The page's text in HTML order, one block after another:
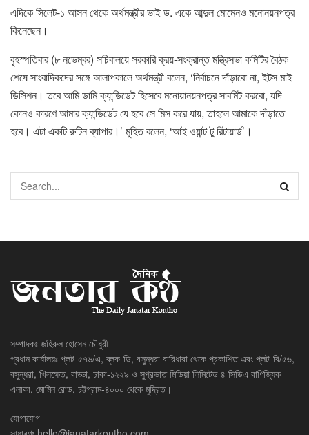
এদিকে সিলেট-১ আসন থেকে অর্থমন্ত্রীর ভাই ড. একে আব্দুল মোমেনও মনোনয়নপত্র
কিনেছেন।
বৃহস্পতিবার (৮ নভেম্বর) সচিবালয়ে সরকারি ক্রয়-সংক্রান্ত মন্ত্রিসভা কমিটির বৈঠক
শেষে সাংবাদিকদের সঙ্গে আলাপকালে অর্থমন্ত্রী বলেন, ‘নির্বাচনে দাঁড়াবো না, ইটস মাই
ডিসিশন। তবে আমি ডামি ক্যান্ডিডেট হিসেবে মনোয়ানয়নপত্র সাবমিট করবো, যদি
কোনও কারণে আমার ক্যান্ডিডেট যে হবে সে মিস করে যায়, তাহলে আমাকে দাঁড়াতে
হবে। এটা একটি রুটিন ব্যাপার।’ মুহিত বলেন, ‘আই ওয়ান্ট টু রিটায়ার্ড’।
সম্পাদকঃ জহিরুল হোসেন চৌধুরী
প্রধান কার্যালয়ঃ প্লট-৫৭৬/এ, ব্লক-ডি, বসুন্ধরা বারিধারা থেকে প্রকাশিত এবং প্লট-বি/৫৬,
বসুন্ধরা, খিলক্ষেত, বাড্ডা, ঢাকা-১২২৯ ও সুপ্রভাত মিডিয়া লিমিটেড ৪ সিডিএ বাণিজ্যিক
এলাকা, মোমিন রোড, চট্টগ্রাম-৪০০০ থেকে মুদ্রিত।
যোগাযোগ